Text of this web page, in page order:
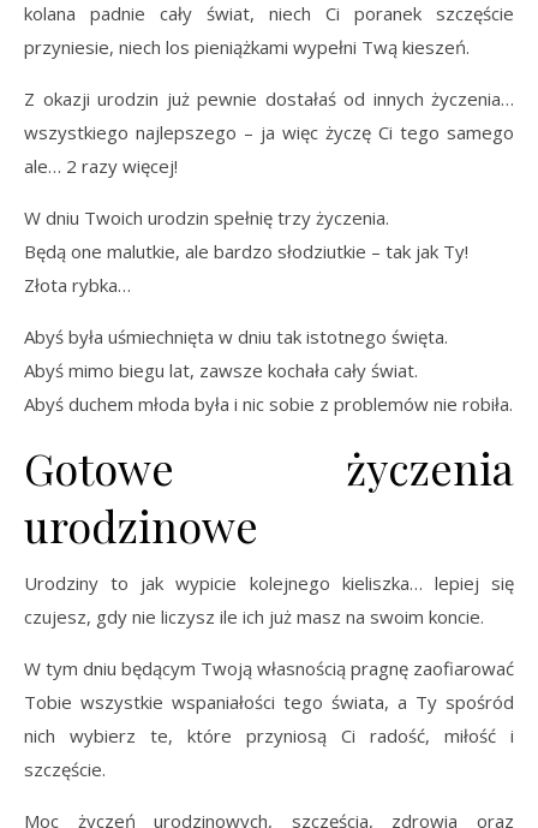
kolana padnie cały świat, niech Ci poranek szczęście
przyniesie, niech los pieniążkami wypełni Twą kieszeń.
Z okazji urodzin już pewnie dostałaś od innych życzenia…
wszystkiego najlepszego – ja więc życzę Ci tego samego
ale… 2 razy więcej!
W dniu Twoich urodzin spełnię trzy życzenia.
Będą one malutkie, ale bardzo słodziutkie – tak jak Ty!
Złota rybka…
Abyś była uśmiechnięta w dniu tak istotnego święta.
Abyś mimo biegu lat, zawsze kochała cały świat.
Abyś duchem młoda była i nic sobie z problemów nie robiła.
Gotowe życzenia
urodzinowe
Urodziny to jak wypicie kolejnego kieliszka… lepiej się
czujesz, gdy nie liczysz ile ich już masz na swoim koncie.
W tym dniu będącym Twoją własnością pragnę zaofiarować
Tobie wszystkie wspaniałości tego świata, a Ty spośród
nich wybierz te, które przyniosą Ci radość, miłość i
szczęście.
Moc życzeń urodzinowych, szczęścia, zdrowia oraz